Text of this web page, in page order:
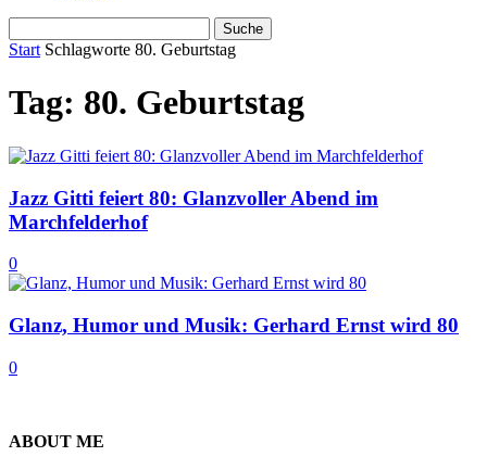
Start Schlagworte 80. Geburtstag
Tag: 80. Geburtstag
Jazz Gitti feiert 80: Glanzvoller Abend im
Marchfelderhof
0
Glanz, Humor und Musik: Gerhard Ernst wird 80
0
ABOUT ME